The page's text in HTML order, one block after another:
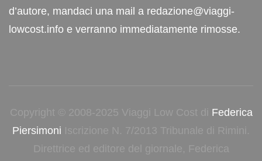
d’autore, mandaci una mail a redazione@viaggi-
lowcost.info e verranno immediatamente rimosse.
Copyright © 2008-2025 Viaggi Low Cost di Federica
Piersimoni Iscrizione N. 7/2013 Tribunale di Rimini.
Direttrice ed editore del giornale, Federica